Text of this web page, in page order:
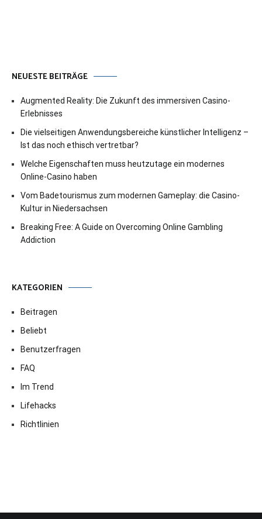
NEUESTE BEITRÄGE
Augmented Reality: Die Zukunft des immersiven Casino-
Erlebnisses
Die vielseitigen Anwendungsbereiche künstlicher Intelligenz –
Ist das noch ethisch vertretbar?
Welche Eigenschaften muss heutzutage ein modernes
Online-Casino haben
Vom Badetourismus zum modernen Gameplay: die Casino-
Kultur in Niedersachsen
Breaking Free: A Guide on Overcoming Online Gambling
Addiction
KATEGORIEN
Beitragen
Beliebt
Benutzerfragen
FAQ
Im Trend
Lifehacks
Richtlinien